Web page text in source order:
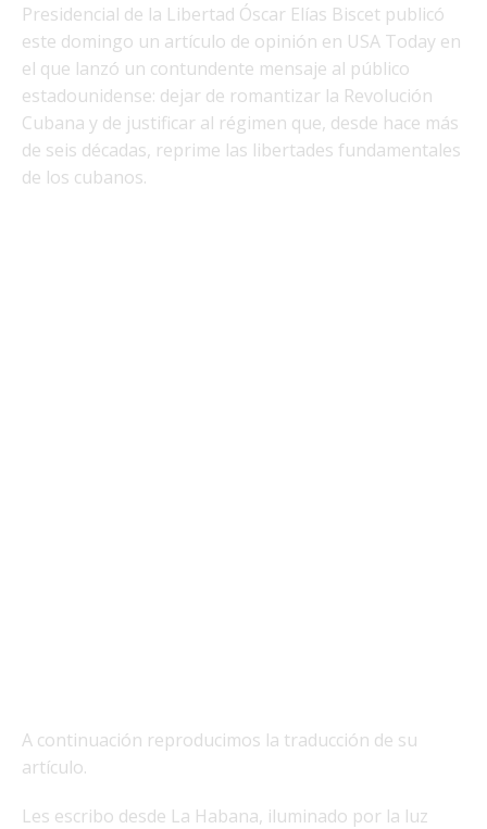
Presidencial de la Libertad Óscar Elías Biscet publicó
este domingo un artículo de opinión en USA Today en
el que lanzó un contundente mensaje al público
estadounidense: dejar de romantizar la Revolución
Cubana y de justificar al régimen que, desde hace más
de seis décadas, reprime las libertades fundamentales
de los cubanos.
A continuación reproducimos la traducción de su
artículo.
Les escribo desde La Habana, iluminado por la luz